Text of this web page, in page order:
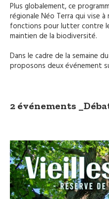
Plus globalement, ce
régionale Néo Terra qui vise
fonctions pour lutter contre
maintien de la biodiversité.
Dans le cadre de la semaine
proposons deux événement
2 événements